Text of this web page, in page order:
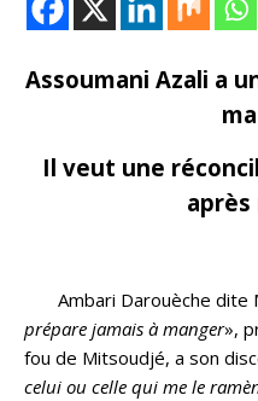
Assoumani Azali a
Il veut une
Ambari Darouèche dite
prépare jamais à manger»,
fou de Mitsoudjé, a son
celui ou celle qui me le